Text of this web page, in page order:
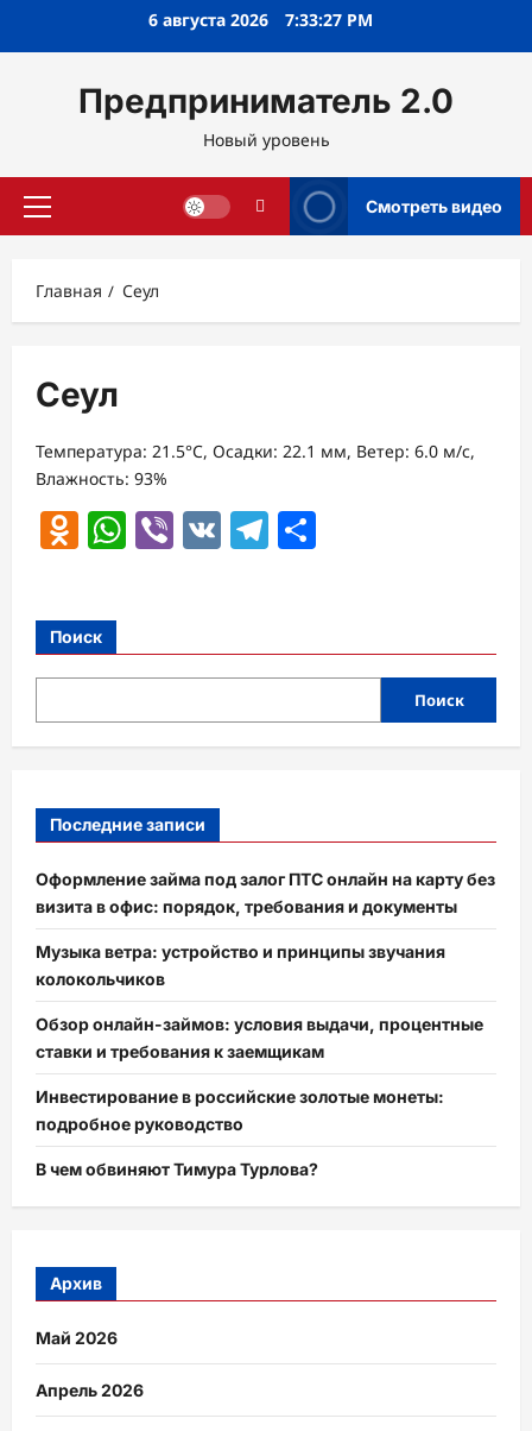
6 августа 2026 7:33:27 PM
Предприниматель 2.0
Новый уровень
Основное
Смотреть видео
Главная Сеул
Сеул
Температура: 21.5°C, Осадки: 22.1 мм, Ветер: 6.0 м/с,
Влажность: 93%
Odnoklassniki
WhatsApp
Viber
VK Telegram
Поиск
Поиск
Последние записи
Оформление займа под залог ПТС онлайн на карту без
визита в офис: порядок, требования и документы
Музыка ветра: устройство и принципы звучания
колокольчиков
Обзор онлайн-займов: условия выдачи, процентные
ставки и требования к заемщикам
Инвестирование в российские золотые монеты:
подробное руководство
В чем обвиняют Тимура Турлова?
Архив
Май 2026
Апрель 2026